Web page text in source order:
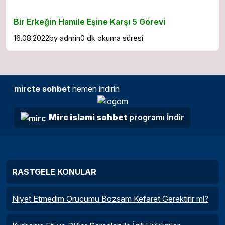
Bir Erkeğin Hamile Eşine Karşı 5 Görevi
16.08.2022by admin0 dk okuma süresi
mircte sohbet hemen indirin
Mirc islami sohbet programı İndir
RASTGELE KONULAR
Niyet Etmedim Orucumu Bozsam Kefaret Gerektirir mi?